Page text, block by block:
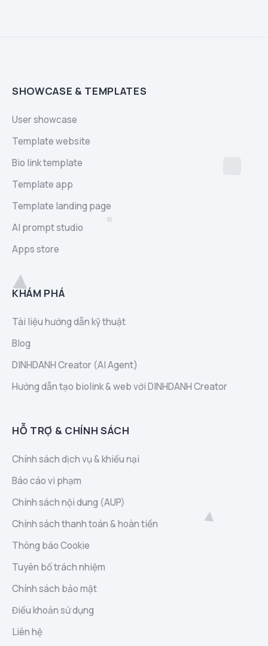
SHOWCASE & TEMPLATES
User showcase
Template website
Bio link template
Template app
Template landing page
AI prompt studio
Apps store
KHÁM PHÁ
Tài liệu hướng dẫn kỹ thuật
Blog
DINHDANH Creator (AI Agent)
Hướng dẫn tạo biolink & web với DINHDANH Creator
HỖ TRỢ & CHÍNH SÁCH
Chính sách dịch vụ & khiếu nại
Báo cáo vi phạm
Chính sách nội dung (AUP)
Chính sách thanh toán & hoàn tiền
Thông báo Cookie
Tuyên bố trách nhiệm
Chính sách bảo mật
Điều khoản sử dụng
Liên hệ